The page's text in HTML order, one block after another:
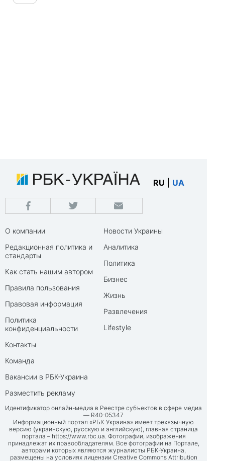
RU UA
О компании
Редакционная политика и
стандарты
Как стать нашим автором
Правила пользования
Правовая информация
Политика
конфиденциальности
Контакты
Команда
Вакансии в РБК-Украина
Разместить рекламу
Новости Украины
Аналитика
Политика
Бизнес
Жизнь
Развлечения
Lifestyle
Идентификатор онлайн-медиа в Реестре субъектов в сфере медиа
— R40-05347
Информационный портал «РБК-Украина» имеет трехязычную
версию (украинскую, русскую и английскую), главная страница
портала – https://www.rbc.ua. Фотографии, изображения
принадлежат их правообладателям. Все фотографии на Портале,
авторами которых являются журналисты РБК-Украина,
размещены на условиях лицензии Creative Commons Attribution